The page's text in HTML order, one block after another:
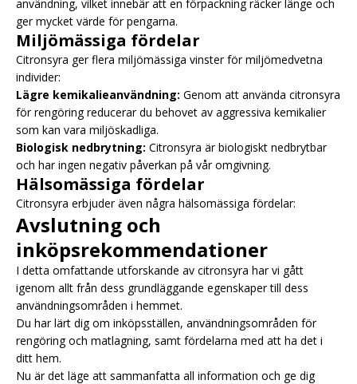
användning, vilket innebär att en förpackning räcker länge och
ger mycket värde för pengarna.
Miljömässiga fördelar
Citronsyra ger flera miljömässiga vinster för miljömedvetna
individer:
Lägre kemikalieanvändning: Genom att använda citronsyra
för rengöring reducerar du behovet av aggressiva kemikalier
som kan vara miljöskadliga.
Biologisk nedbrytning: Citronsyra är biologiskt nedbrytbar
och har ingen negativ påverkan på vår omgivning.
Hälsomässiga fördelar
Citronsyra erbjuder även några hälsomässiga fördelar:
Avslutning och
inköpsrekommendationer
I detta omfattande utforskande av citronsyra har vi gått
igenom allt från dess grundläggande egenskaper till dess
användningsområden i hemmet.
Du har lärt dig om inköpsställen, användningsområden för
rengöring och matlagning, samt fördelarna med att ha det i
ditt hem.
Nu är det läge att sammanfatta all information och ge dig